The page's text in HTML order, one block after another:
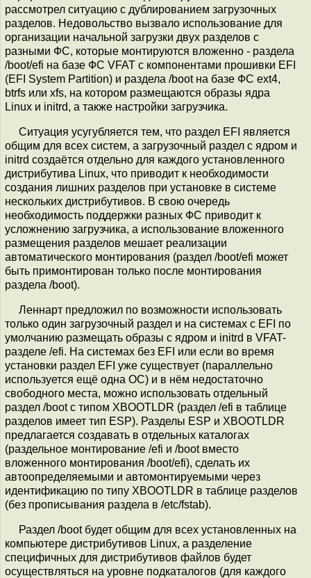
рассмотрел ситуацию с дублированием загрузочных
разделов. Недовольство вызвало использование для
организации начальной загрузки двух разделов с
разными ФС, которые монтируются вложенно - раздела
/boot/efi на базе ФС VFAT с компонентами прошивки EFI
(EFI System Partition) и раздела /boot на базе ФС ext4,
btrfs или xfs, на котором размещаются образы ядра
Linux и initrd, а также настройки загрузчика.
Ситуация усугубляется тем, что раздел EFI является
общим для всех систем, а загрузочный раздел с ядром и
initrd создаётся отдельно для каждого установленного
дистрибутива Linux, что приводит к необходимости
создания лишних разделов при установке в системе
нескольких дистрибутивов. В свою очередь
необходимость поддержки разных ФС приводит к
усложнению загрузчика, а использование вложенного
размещения разделов мешает реализации
автоматического монтирования (раздел /boot/efi может
быть примонтирован только после монтирования
раздела /boot).
Леннарт предложил по возможности использовать
только один загрузочный раздел и на системах с EFI по
умолчанию размещать образы с ядром и initrd в VFAT-
разделе /efi. На системах без EFI или если во время
установки раздел EFI уже существует (параллельно
используется ещё одна ОС) и в нём недостаточно
свободного места, можно использовать отдельный
раздел /boot с типом XBOOTLDR (раздел /efi в таблице
разделов имеет тип ESP). Разделы ESP и XBOOTLDR
предлагается создавать в отдельных каталогах
(раздельное монтирование /efi и /boot вместо
вложенного монтирования /boot/efi), сделать их
автоопределяемыми и автомонтируемыми через
идентификацию по типу XBOOTLDR в таблице разделов
(без прописывания раздела в /etc/fstab).
Раздел /boot будет общим для всех установленных на
компьютере дистрибутивов Linux, а разделение
специфичных для дистрибутивов файлов будет
осуществляться на уровне подкаталогов (для каждого